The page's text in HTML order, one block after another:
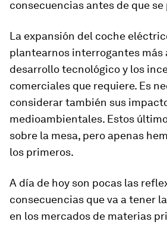
consecuencias antes de que
La expansión del coche
plantearnos interrogantes más
desarrollo tecnológico y los
comerciales que requiere. Es
considerar también sus
medioambientales. Estos
sobre la mesa, pero apenas
los primeros.
A día de hoy son pocas las
consecuencias que va a tener la
en los mercados de materias